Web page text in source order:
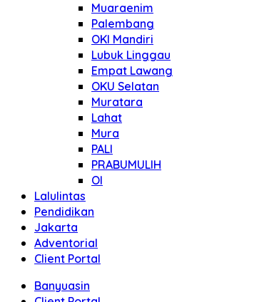
Muaraenim
Palembang
OKI Mandiri
Lubuk Linggau
Empat Lawang
OKU Selatan
Muratara
Lahat
Mura
PALI
PRABUMULIH
OI
Lalulintas
Pendidikan
Jakarta
Adventorial
Client Portal
Banyuasin